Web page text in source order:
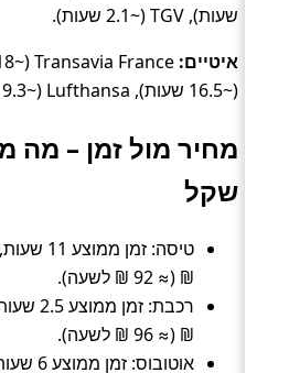
שעות), TGV (~2.1 שעות).
איטיים:
(~16.5 שעות), Lufthansa (~9.3 שעות).
מחיר מול זמן – מה
שקל
₪ (≈ 92 ₪ לשעה).
₪ (≈ 96 ₪ לשעה).